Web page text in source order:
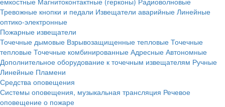
Тревожные кнопки и педали Извещатели аварийные Линейные
оптико-электронные
Пожарные извещатели
Точечные дымовые Взрывозащищенные тепловые Точечные
тепловые Точечные комбинированные Адресные Автономные
Дополнительное оборудование к точечным извещателям Ручные
Линейные Пламени
Средства оповещения
Системы оповещения, музыкальная трансляция Речевое
оповещение о пожаре